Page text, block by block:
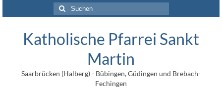
Suchen
nach:
Katholische Pfarrei Sankt
Martin
Saarbrücken (Halberg) - Bübingen, Güdingen und Brebach-
Fechingen